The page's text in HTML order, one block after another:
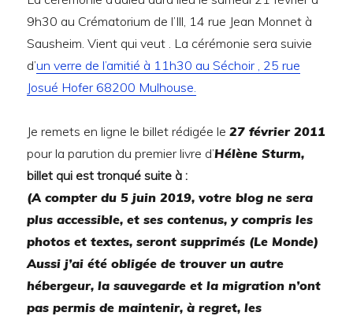
9h30 au Crématorium de l’Ill, 14 rue Jean Monnet à
Sausheim. Vient qui veut . La cérémonie sera suivie
d’un verre de l’amitié à 11h30 au Séchoir , 25 rue
Josué Hofer 68200 Mulhouse.
Je remets en ligne le billet rédigée le27 février 2011
pour la parution du premier livre d’Hélène Sturm,
billet qui est tronqué suite à :
(A compter du 5 juin 2019, votre blog ne sera
plus accessible, et ses contenus, y compris les
photos et textes, seront supprimés (Le Monde)
Aussi j’ai été obligée de trouver un autre
hébergeur, la sauvegarde et la migration n’ont
pas permis de maintenir, à regret, les